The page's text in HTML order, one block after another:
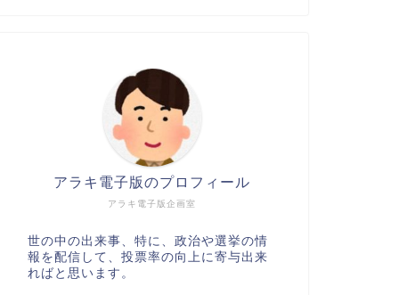
アラキ電子版企画室
アラキ電子版のプロフィール
世の中の出来事、特に、政治や選挙の情
報を配信して、投票率の向上に寄与出来
ればと思います。